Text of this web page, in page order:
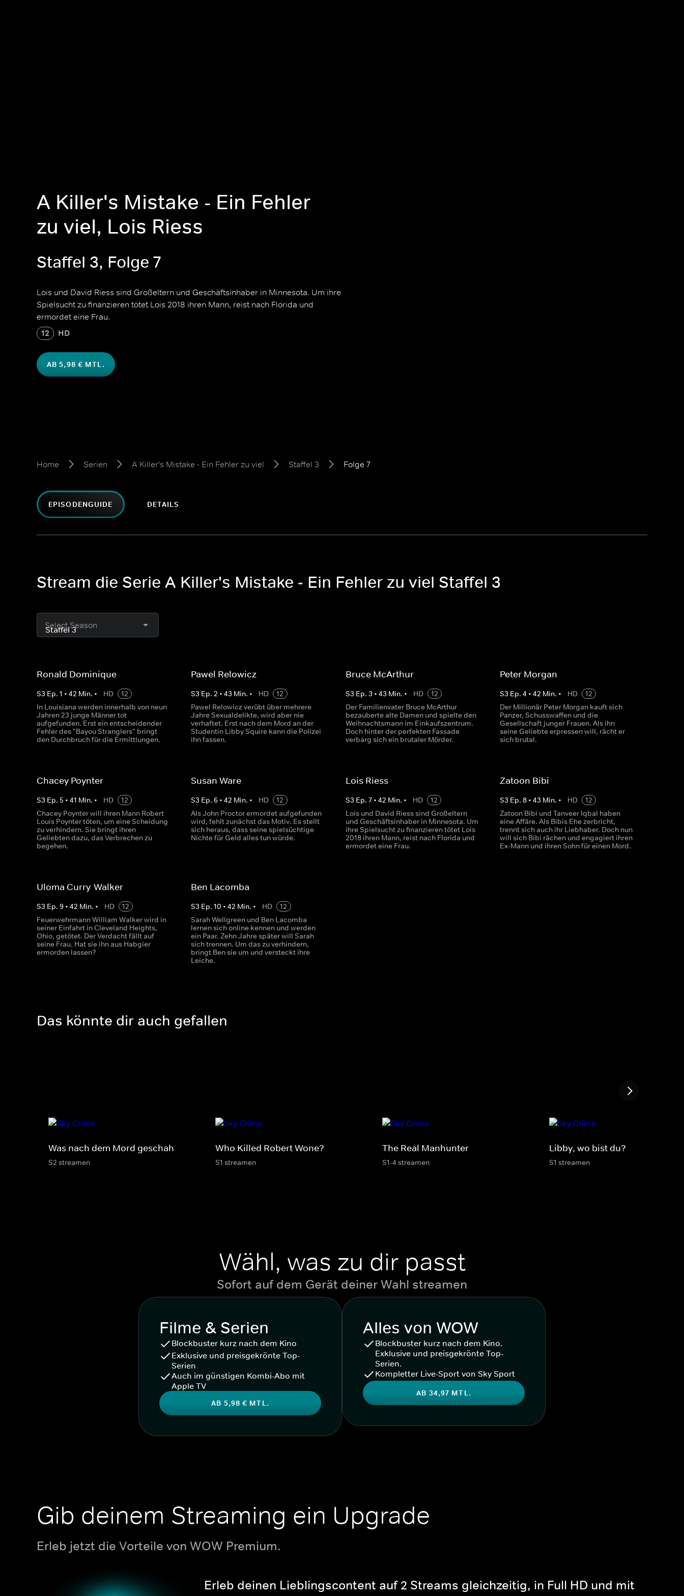
A Killer's Mistake - Ein Fehler
zu viel, Lois Riess
Staffel 3, Folge 7
Lois und David Riess sind Großeltern und Geschäftsinhaber in Minnesota. Um ihre
Spielsucht zu finanzieren tötet Lois 2018 ihren Mann, reist nach Florida und
ermordet eine Frau.
12 HD
AB 5,98 € MTL.
Home Serien A Killer's Mistake - Ein Fehler zu viel Staffel 3 Folge 7
EPISODENGUIDE DETAILS
Stream die Serie A Killer's Mistake - Ein Fehler zu viel Staffel 3
Select Season
Ronald Dominique
S3 Ep. 1 • 42 Min. • HD
12
In Louisiana werden innerhalb von neun
Jahren 23 junge Männer tot
aufgefunden. Erst ein entscheidender
Fehler des "Bayou Stranglers" bringt
den Durchbruch für die Ermittlungen.
Pawel Relowicz
S3 Ep.2 •43 Min. • HD
12
Pawel Relowicz verübt über mehrere
Jahre Sexualdelikte, wird aber nie
verhaftet. Erst nach dem Mord an der
Studentin Libby Squire kann die Polizei
ihn fassen.
Bruce McArthur
S3 Ep. 3 • 43 Min. • HD
12
Der Familienvater Bruce McArthur
bezauberte alte Damen und spielte den
Weihnachtsmann im Einkaufszentrum.
Doch hinter der perfekten Fassade
verbarg sich ein brutaler Mörder.
Peter Morgan
S3 Ep. 4 • 42 Min. • HD
12
Der Millionär Peter Morgan kauft sich
Panzer, Schusswaffen und die
Gesellschaft junger Frauen. Als ihn
seine Geliebte erpressen will, rächt er
sich brutal.
Chacey Poynter
S3 Ep. 5 • 41 Min. • HD
12
Chacey Poynter will ihren Mann Robert
Louis Poynter töten, um eine Scheidung
zu verhindern. Sie bringt ihren
Geliebten dazu, das Verbrechen zu
begehen.
Susan Ware
S3 Ep.6 •42 Min. • HD
12
Als John Proctor ermordet aufgefunden
wird, fehlt zunächst das Motiv. Es stellt
sich heraus, dass seine spielsüchtige
Nichte für Geld alles tun würde.
Lois Riess
S3 Ep. 7• 42 Min. • HD
12
Lois und David Riess sind Großeltern
und Geschäftsinhaber in Minnesota. Um
ihre Spielsucht zu finanzieren tötet Lois
2018 ihren Mann, reist nach Florida und
ermordet eine Frau.
Zatoon Bibi
S3 Ep. 8• 43 Min. • HD
12
Zatoon Bibi und Tanveer Iqbal haben
eine Affäre. Als Bibis Ehe zerbricht,
trennt sich auch ihr Liebhaber. Doch nun
will sich Bibi rächen und engagiert ihren
Ex-Mann und ihren Sohn für einen Mord.
Uloma Curry-Walker
S3 Ep. 9 • 42 Min. • HD
12
Feuerwehrmann William Walker wird in
seiner Einfahrt in Cleveland Heights,
Ohio, getötet. Der Verdacht fällt auf
seine Frau. Hat sie ihn aus Habgier
ermorden lassen?
Ben Lacomba
S3 Ep.10 •42 Min. • HD
12
Sarah Wellgreen und Ben Lacomba
lernen sich online kennen und werden
ein Paar. Zehn Jahre später will Sarah
sich trennen. Um das zu verhindern,
bringt Ben sie um und versteckt ihre
Leiche.
Das könnte dir auch gefallen
Was nach dem Mord geschah
S2 streamen
Who Killed Robert Wone?
S1 streamen
The Real Manhunter
S1-4 streamen
Libby, wo bist du?
S1 streamen
Wähl, was zu dir passt
Sofort auf dem Gerät deiner Wahl streamen
Filme & Serien
Blockbuster kurz nach dem Kino
Exklusive und preisgekrönte Top-
Serien
Auch im günstigen Kombi-Abo mit
Apple TV
AB 5,98 € MTL.
Alles von WOW
Blockbuster kurz nach dem Kino.
Exklusive und preisgekrönte Top-
Serien.
Kompletter Live-Sport von Sky Sport
AB 34,97 MTL.
Gib deinem Streaming ein Upgrade
Erleb jetzt die Vorteile von WOW Premium.
Erleb deinen Lieblingscontent auf 2 Streams gleichzeitig, in Full HD und mit